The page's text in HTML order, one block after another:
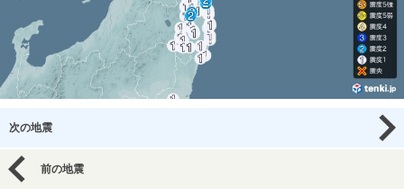
次の地震
前の地震